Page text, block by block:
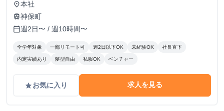
place本社
train神保町
calendar_today週2日〜 / 週10時間〜
全学年対象 一部リモート可 週2日以下OK 未経験OK 社長直下
内定実績あり 髪型自由 私服OK ベンチャー
gradeお気に入り 求人を見る